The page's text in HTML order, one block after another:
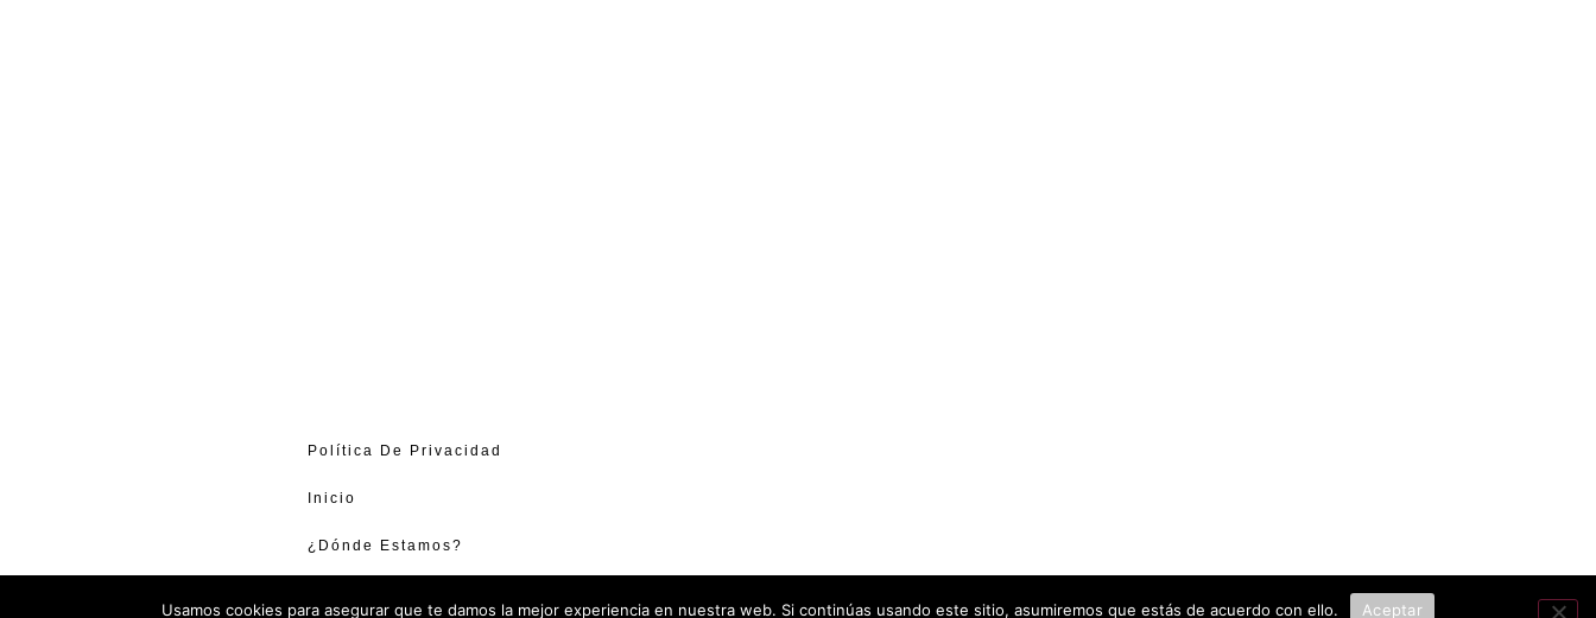
Política De Privacidad
Inicio
¿Dónde Estamos?
Usamos cookies para asegurar que te damos la mejor experiencia en nuestra web. Si continúas usando este sitio, asumiremos que estás de acuerdo con ello. Aceptar